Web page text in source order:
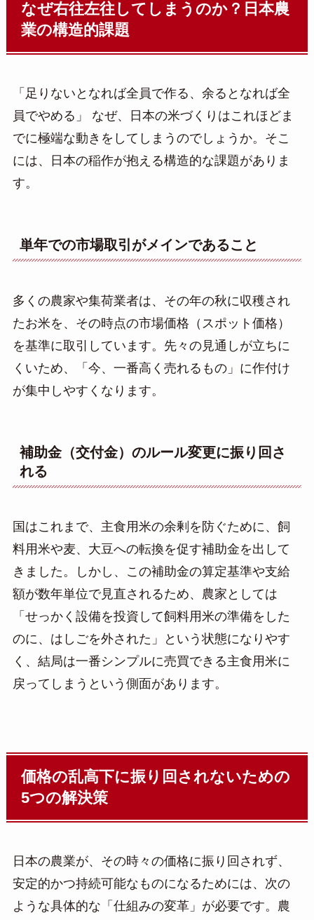
なぜ右往左往してしまうのか？日本農
業の構造的課題
「足りないとなれば全員で作る、余るとなれば全
員でやめる」 なぜ、日本の米づくりはこれほどま
でに極端な動きをしてしまうのでしょうか。そこ
には、日本の稲作が抱える構造的な課題がありま
す。
単年での市場取引がメインであること
多くの農家や集荷業者は、その年の秋に収穫され
たお米を、その時点の市場価格（スポット価格）
を基準に取引しています。先々の見通しが立ちに
くいため、「今、一番高く売れるもの」に作付け
が集中しやすくなります。
補助金（交付金）のルール変更に振り回さ
れる
国はこれまで、主食用米の余剰を防ぐために、飼
料用米や麦、大豆への転換を促す補助金を出して
きました。しかし、この補助金の算定基準や支給
額が数年単位で見直されるため、農家としては
「せっかく設備を投資して飼料用米の準備をした
のに、はしごを外された」という状態になりやす
く、結局は一番シンプルに売買できる主食用米に
戻ってしまうという側面があります。
価格の乱高下に振り回されないための
5つの解決策
日本の農業が、その時々の価格に振り回されず、
安定的かつ持続可能なものになるためには、次の
ような具体的な「仕組みの変革」が必要です。農